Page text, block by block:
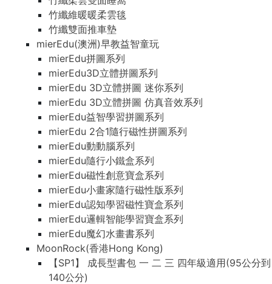
竹纖維暖暖柔雲毯
竹纖雙面推車墊
mierEdu(澳洲)早教益智童玩
mierEdu拼圖系列
mierEdu3D立體拼圖系列
mierEdu 3D立體拼圖 迷你系列
mierEdu 3D立體拼圖 仿真音效系列
mierEdu益智學習拼圖系列
mierEdu 2合1隨行磁性拼圖系列
mierEdu動動腦系列
mierEdu隨行小鐵盒系列
mierEdu磁性創意寶盒系列
mierEdu小畫家隨行磁性版系列
mierEdu認知學習磁性寶盒系列
mierEdu邏輯智能學習寶盒系列
mierEdu魔幻水畫書系列
MoonRock(香港Hong Kong)
【SP1】 成長型書包 一 二 三 四年級適用(95公分到
140公分)